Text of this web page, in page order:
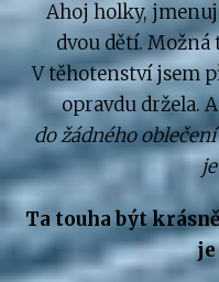
Ahoj holky,
dvou dětí. Možná
V těhotenství jsem
opravdu držela.
do žádného
Ta touha být
je